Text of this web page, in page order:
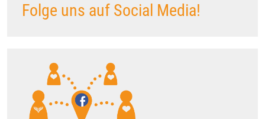
Folge uns auf Social Media!